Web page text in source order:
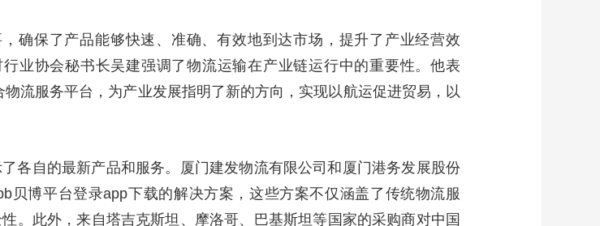
确保了产品能够快速、准确、有效地到达市场，提升了产业经营效
业协会秘书长吴建强调了物流运输在产业链运行中的重要性。他表
物流服务平台，为产业发展指明了新的方向，实现以航运促进贸易，以
各自的最新产品和服务。厦门建发物流有限公司和厦门港务发展股份
贝博平台登录app下载的解决方案，这些方案不仅涵盖了传统物流服
。此外，来自塔吉克斯坦、摩洛哥、巴基斯坦等国家的采购商对中国